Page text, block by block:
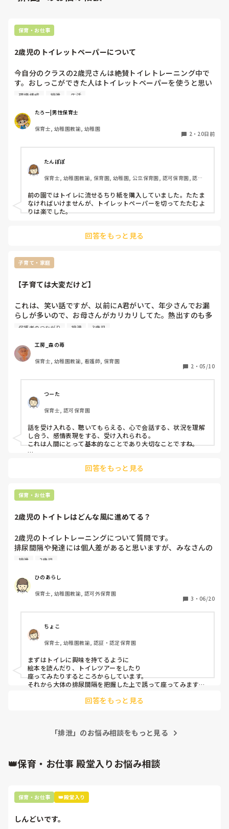
保育・お仕事
2歳児のトイレットペーパーについて
今自分のクラスの2歳児さんは絶賛トイレトレーニング中で
す。おしっこができた人はトイレットペーパーを使うと思い
ますが、引っ張りたくって量が凄いことになることがありま
ですが、1労働増えると思い辞めました。2歳児さんでもでき
る適度なトイレットペーパーを取るいいアイデアはありませ
んか？
環境構成 排泄 生活
たろー|男性保育士
保育士, 幼稚園教諭, 幼稚園
2・ 20日前
たんぽぽ
保育士, 幼稚園教諭, 保育園, 幼稚園, 公立保育園, 認可保育園, 認
前の園ではトイレに流せるちり紙を購入していました。たたま
なければいけませんが、トイレットペーパーを切ってたたむよ
りは楽でした。
回答をもっと見る
子育て・家庭
【子育ては大変だけど】
これは、笑い話ですが、以前にA君がいて、年少さんでお漏
らしが多いので、お母さんがカリカリしてた。熱出すのも多
くて会社の早退けが多い。有給休暇も少なくなってイライ
A君ママ「うちの子、なんでこんなにお漏らしするの？みん
なちゃんとやれてるのに！」(半泣き)
いです。確かにA君遅いけど、まだ年少さんだから」
A君ママ「子供にこんなに怒っちゃダメですよね！！子供に
悪影響なんですよね！！」(キレぎみ)
私「いや、それより小皺が増えますよ」
A君ママ、ガーンって表情してたけど…そのあと笑ってた。
笑い泣きというか…。
保護者のつながり 排泄 3歳児
工房_森の苺
保育士, 幼稚園教諭, 看護師, 保育園
2 ・ 05/10
つーた
保育士, 認可保育園
話を受け入れる、聴いてもらえる、心で会話する、状況を理解
し合う、感情表現をする、受け入れられる。
これは人間にとって基本的なことであり大切なことですね。
僕はそう思うようになりました。
怒りが生むものは、怒りと悲しみ、あるいは哀しみ。
「待つ」ことの大切さ。
きっと、その時に気が付けたお母さん、お子さんといい関係が
築けているでしょうね☺️
小皺より、笑い皺がいいよね。
なんて笑
回答をもっと見る
保育・お仕事
2歳児のトイトレはどんな風に進めてる？
2歳児のトイレトレーニングについて質問です。
排尿間隔や発達には個人差があると思いますが、みなさんの
園ではどのようなタイミングで本格的に進めていますか？
排泄 2歳児
ひのあらし
保育士, 幼稚園教諭, 認可外保育園
3 ・ 06/20
ちょこ
保育士, 幼稚園教諭, 認証・認定保育園
まずはトイレに興味を持てるように
絵本を読んだり、トイレツアーをしたり
座ってみたりするところからしています。
それから大体の排尿間隔を把握した上で誘って座ってみます！
オマルも用意しています。
その子の機を逃すと子どもが可哀想なので、保護者にもお風呂
パンツは濡れた間隔が分かりやすい薄いパンツで私個人的には
お願いしてます。
トイトレ、保護者との連携が1番大変ですよね😅
頑張ってください！
回答をもっと見る
「排泄」のお悩み相談をもっと見る
👑保育・お仕事 殿堂入りお悩み相談
保育・お仕事 👑殿堂入り
しんどいです。